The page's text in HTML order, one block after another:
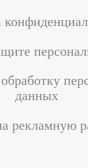
данных
рекламную